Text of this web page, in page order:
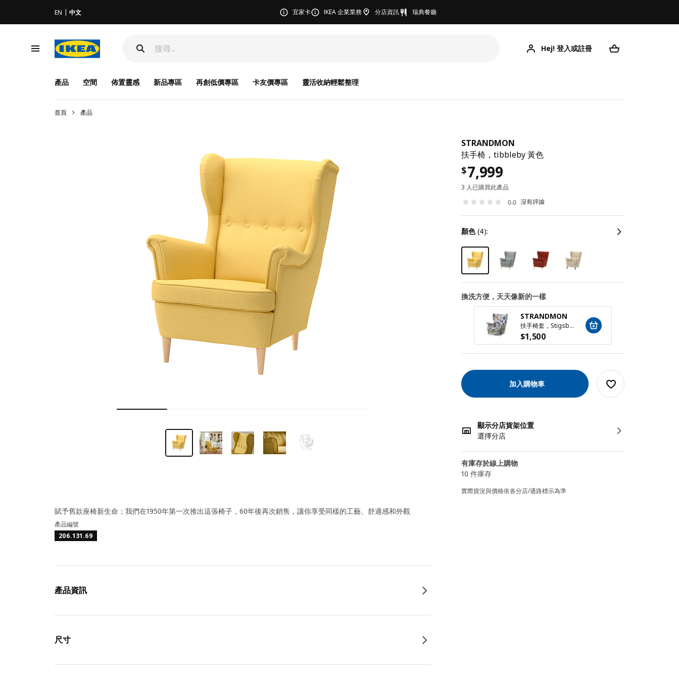
EN 中文 宜家卡 IKEA 企業業務 分店資訊 瑞典餐廳
Hej! 登入或註冊
產品 空間 佈置靈感 新品專區 再創低價專區 卡友價專區 靈活收納輕鬆整理
首頁 產品
STRANDMON
扶手椅，tibbleby 黃色
$7,999
3 人已購買此產品
0.0 沒有評論
顏色(4):
換洗方便，天天像新的一樣
STRANDMON
扶手椅套，Stigsbo 彩色/米色
$1,500
加入購物車
顯示分店貨架位置
選擇分店
有庫存於線上購物
10 件庫存
實際貨況與價格依各分店/通路標示為準
賦予舊款座椅新生命；我們在1950年第一次推出這張椅子，60年後再次銷售，讓你享受同樣的工藝、舒適感和外觀
產品編號
206.131.69
產品資訊
尺寸